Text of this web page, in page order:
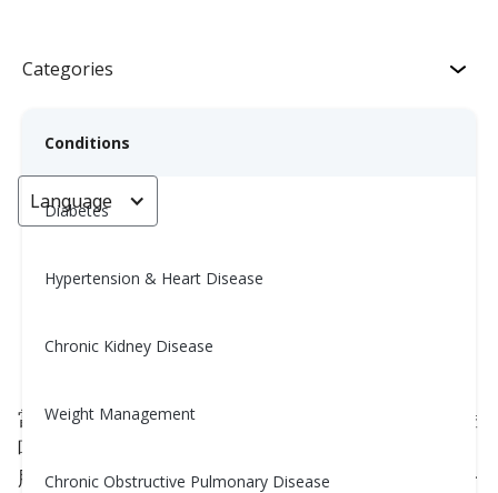
Categories
Conditions
Diabetes
Hypertension & Heart Disease
Chronic Kidney Disease
Weight Management
Chronic Obstructive Pulmonary Disease
Language
純手工製作的黑豆漢堡！
Nina Ghamrawi, MS, RD, CDE
當你想要一些肉感，但又不想吃肉時，試試黑豆漢堡
吧！它們既充實又富含蛋白質、纖維、Omega-3脂
肪酸，這道食譜甚至在一個漢堡饼中提供了蔬菜的一